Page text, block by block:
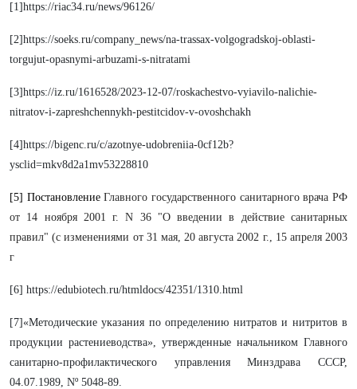
[1]https://riac34.ru/news/96126/
[2]https://soeks.ru/company_news/na-trassax-volgogradskoj-oblasti-
torgujut-opasnymi-arbuzami-s-nitratami
[3]https://iz.ru/1616528/2023-12-07/roskachestvo-vyiavilo-nalichie-
nitratov-i-zapreshchennykh-pestitcidov-v-ovoshchakh
[4]https://bigenc.ru/c/azotnye-udobreniia-0cf12b?
ysclid=mkv8d2a1mv53228810
[5] ПостановлениеГлавного государственного санитарного врача РФ
от 14 ноября 2001 г. N 36 "О введении в действие санитарных
правил" (с изменениями от 31 мая, 20 августа 2002 г., 15 апреля 2003
г
[6] https://edubiotech.ru/htmldocs/42351/1310.html
[7]«Методические указания по определению нитратов и нитритов в
продукции растениеводства», утвержденные начальником Главного
санитарно-профилактического управления Минздрава CCCP,
04.07.1989, Nº 5048-89.